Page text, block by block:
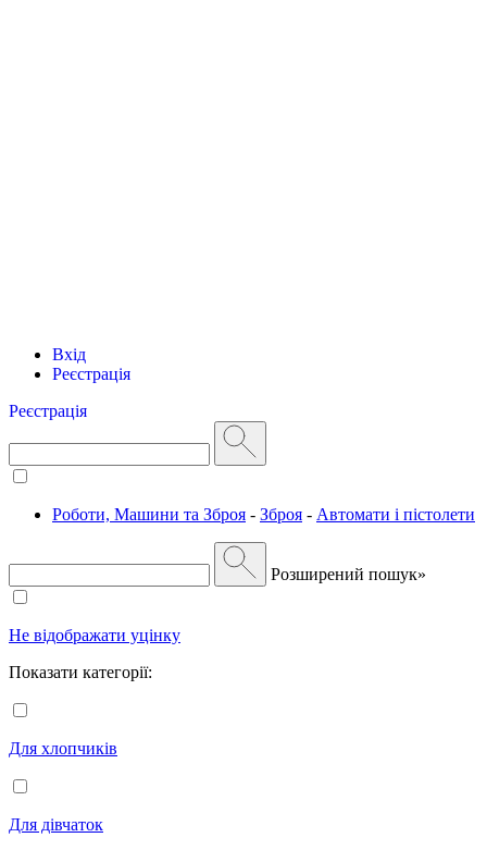
Вхід
Реєстрація
Реєстрація
Роботи, Машини та Зброя - Зброя - Автомати і пістолети
Розширений пошук»
Не відображати уцінку
Показати категорії:
Для хлопчиків
Для дівчаток